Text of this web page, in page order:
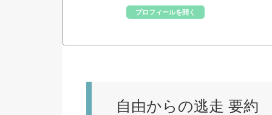
プロフィールを開く
自由からの逃走 要約